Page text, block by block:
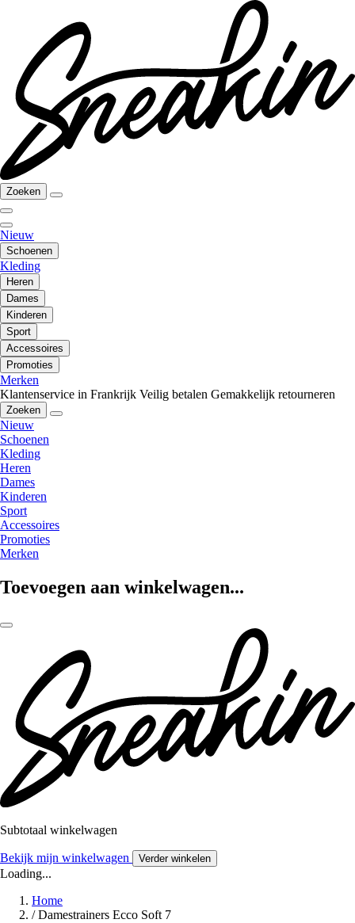
Zoeken
Nieuw
Schoenen
Kleding
Heren
Dames
Kinderen
Sport
Accessoires
Promoties
Merken
Klantenservice in Frankrijk Veilig betalen Gemakkelijk retourneren
Zoeken
Nieuw
Schoenen
Kleding
Heren
Dames
Kinderen
Sport
Accessoires
Promoties
Merken
Toevoegen aan winkelwagen...
Subtotaal winkelwagen
Bekijk mijn winkelwagen Verder winkelen
Loading...
Home
/ Damestrainers Ecco Soft 7